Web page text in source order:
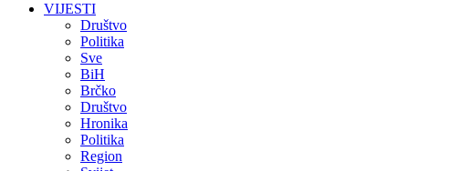
VIJESTI
Društvo
Politika
Sve
BiH
Brčko
Društvo
Hronika
Politika
Region